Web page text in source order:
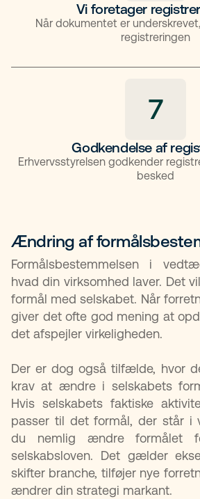
Vi foretager
Når dokumentet er
registreringen
7
Godkendelse af
Erhvervsstyrelsen godkender
besked
Ændring af
Formålsbestemmelsen i
hvad din virksomhed laver. Det
formål med selskabet. Når
giver det ofte god mening at
det afspejler virkeligheden.
Der er dog også tilfælde, hvor
krav at ændre i selskabets
Hvis selskabets faktiske
passer til det formål, der står i
du nemlig ændre formålet
selskabsloven. Det gælder
skifter branche, tilføjer nye
ændrer din strategi markant.